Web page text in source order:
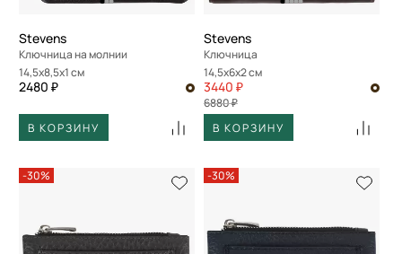
Stevens
Ключница на молнии
14,5x8,5x1 см
2480 ₽
В КОРЗИНУ
Stevens
Ключница
14,5x6x2 см
3440 ₽
6880 ₽
В КОРЗИНУ
-30% -30%